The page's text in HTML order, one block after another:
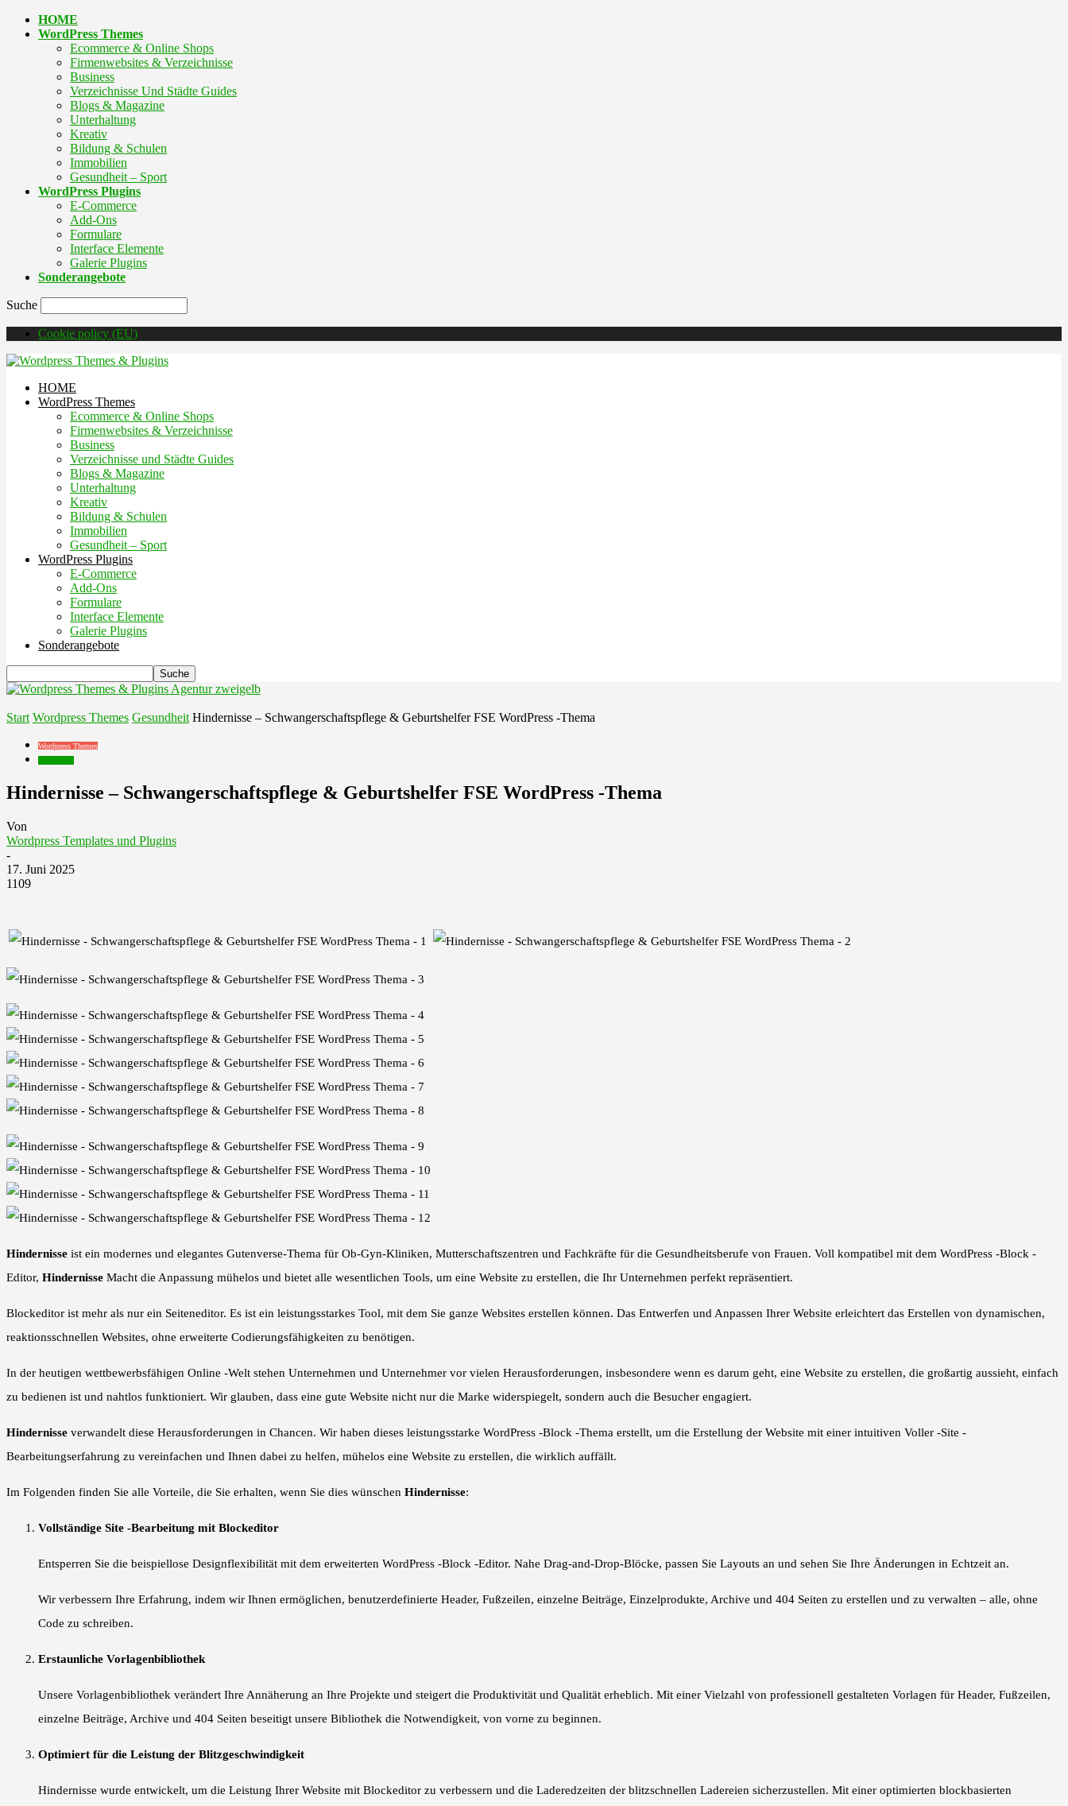
HOME
WordPress Themes
Ecommerce & Online Shops
Firmenwebsites & Verzeichnisse
Business
Verzeichnisse Und Städte Guides
Blogs & Magazine
Unterhaltung
Kreativ
Bildung & Schulen
Immobilien
Gesundheit – Sport
WordPress Plugins
E-Commerce
Add-Ons
Formulare
Interface Elemente
Galerie Plugins
Sonderangebote
Suche
Cookie policy (EU)
HOME
WordPress Themes
Ecommerce & Online Shops
Firmenwebsites & Verzeichnisse
Business
Verzeichnisse und Städte Guides
Blogs & Magazine
Unterhaltung
Kreativ
Bildung & Schulen
Immobilien
Gesundheit – Sport
WordPress Plugins
E-Commerce
Add-Ons
Formulare
Interface Elemente
Galerie Plugins
Sonderangebote
Agentur zweigelb
Start Wordpress Themes Gesundheit Hindernisse – Schwangerschaftspflege & Geburtshelfer FSE WordPress -Thema
Wordpress Themes
Hindernisse – Schwangerschaftspflege & Geburtshelfer FSE WordPress -Thema
Von
Wordpress Templates und Plugins
-
17. Juni 2025
1109
Hindernisse ist ein modernes und elegantes Gutenverse-Thema für Ob-Gyn-Kliniken, Mutterschaftszentren und Fachkräfte für die Gesundheitsberufe von Frauen. Voll kompatibel mit dem WordPress -Block -
Editor, Hindernisse Macht die Anpassung mühelos und bietet alle wesentlichen Tools, um eine Website zu erstellen, die Ihr Unternehmen perfekt repräsentiert.
Blockeditor ist mehr als nur ein Seiteneditor. Es ist ein leistungsstarkes Tool, mit dem Sie ganze Websites erstellen können. Das Entwerfen und Anpassen Ihrer Website erleichtert das Erstellen von dynamischen,
reaktionsschnellen Websites, ohne erweiterte Codierungsfähigkeiten zu benötigen.
In der heutigen wettbewerbsfähigen Online -Welt stehen Unternehmen und Unternehmer vor vielen Herausforderungen, insbesondere wenn es darum geht, eine Website zu erstellen, die großartig aussieht, einfach
zu bedienen ist und nahtlos funktioniert. Wir glauben, dass eine gute Website nicht nur die Marke widerspiegelt, sondern auch die Besucher engagiert.
Hindernisse verwandelt diese Herausforderungen in Chancen. Wir haben dieses leistungsstarke WordPress -Block -Thema erstellt, um die Erstellung der Website mit einer intuitiven Voller -Site -
Bearbeitungserfahrung zu vereinfachen und Ihnen dabei zu helfen, mühelos eine Website zu erstellen, die wirklich auffällt.
Im Folgenden finden Sie alle Vorteile, die Sie erhalten, wenn Sie dies wünschen Hindernisse:
Vollständige Site -Bearbeitung mit Blockeditor
Entsperren Sie die beispiellose Designflexibilität mit dem erweiterten WordPress -Block -Editor. Nahe Drag-and-Drop-Blöcke, passen Sie Layouts an und sehen Sie Ihre Änderungen in Echtzeit an.
Wir verbessern Ihre Erfahrung, indem wir Ihnen ermöglichen, benutzerdefinierte Header, Fußzeilen, einzelne Beiträge, Einzelprodukte, Archive und 404 Seiten zu erstellen und zu verwalten – alle, ohne
Code zu schreiben.
Erstaunliche Vorlagenbibliothek
Unsere Vorlagenbibliothek verändert Ihre Annäherung an Ihre Projekte und steigert die Produktivität und Qualität erheblich. Mit einer Vielzahl von professionell gestalteten Vorlagen für Header, Fußzeilen,
einzelne Beiträge, Archive und 404 Seiten beseitigt unsere Bibliothek die Notwendigkeit, von vorne zu beginnen.
Optimiert für die Leistung der Blitzgeschwindigkeit
Hindernisse wurde entwickelt, um die Leistung Ihrer Website mit Blockeditor zu verbessern und die Laderedzeiten der blitzschnellen Ladereien sicherzustellen. Mit einer optimierten blockbasierten